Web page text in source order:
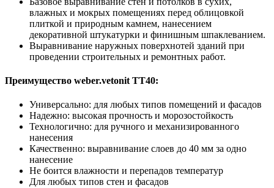
влажных и мокрых помещениях перед облицовкой
плиткой и природным камнем, нанесением
декоративной штукатурки и финишным шпаклеванием.
Выравнивание наружных поверхнотей зданий при
проведении строительных и ремонтных работ.
Преимущество weber.vetonit TT40:
Универсально: для любых типов помещений и фасадов
Надежно: высокая прочность и морозостойкость
Технологично: для ручного и механизированного
нанесения
Качественно: выравнивание слоев до 40 мм за одно
нанесение
Не боится влажности и перепадов температур
Для любых типов стен и фасадов